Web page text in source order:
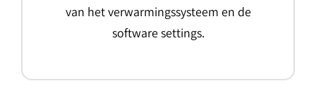
van het verwarmingssysteem en de
software settings.